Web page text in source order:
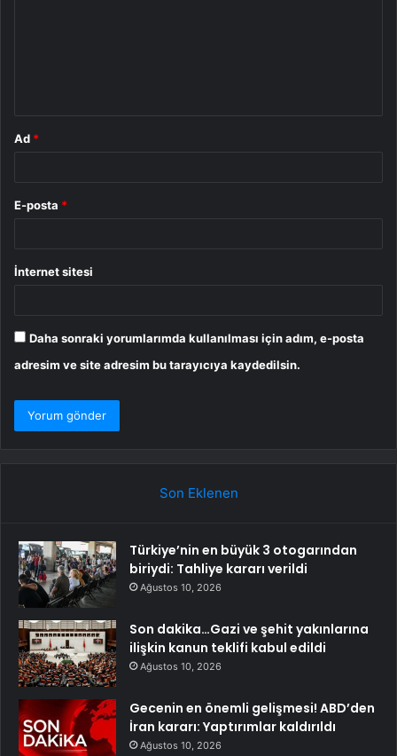
Ad *
E-posta *
İnternet sitesi
Daha sonraki yorumlarımda kullanılması için adım, e-posta
adresim ve site adresim bu tarayıcıya kaydedilsin.
Son Eklenen
Türkiye’nin en büyük 3 otogarından
biriydi: Tahliye kararı verildi
Ağustos 10, 2026
Son dakika…Gazi ve şehit yakınlarına
ilişkin kanun teklifi kabul edildi
Ağustos 10, 2026
Gecenin en önemli gelişmesi! ABD’den
İran kararı: Yaptırımlar kaldırıldı
Ağustos 10, 2026